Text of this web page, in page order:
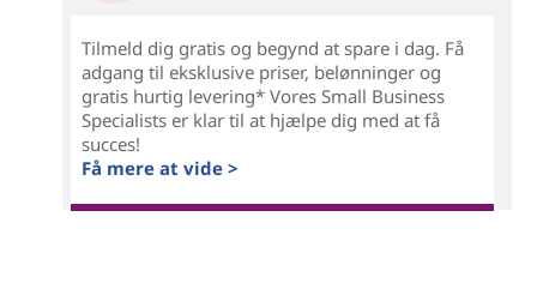
Tilmeld dig gratis og begynd at spare i dag. Få
adgang til eksklusive priser, belønninger og
gratis hurtig levering* Vores Small Business
Specialists er klar til at hjælpe dig med at få
succes!
Få mere at vide >